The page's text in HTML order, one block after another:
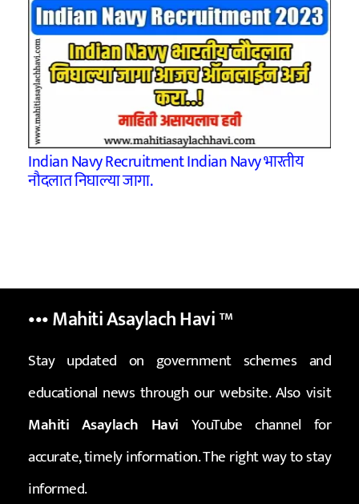
Indian Navy Recruitment Indian Navy भारतीय
नौदलात निघाल्या जागा.
••• Mahiti Asaylach Havi™
Stay updated on government schemes and
educational news through our website. Also visit
Mahiti Asaylach Havi YouTube channel for
accurate, timely information. The right way to stay
informed.